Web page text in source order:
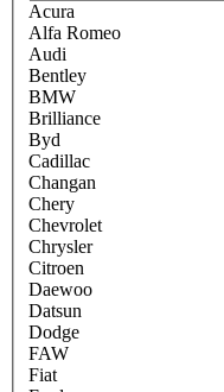
Acura
Alfa Romeo
Audi
Bentley
BMW
Brilliance
Byd
Cadillac
Changan
Chery
Chevrolet
Chrysler
Citroen
Daewoo
Datsun
Dodge
FAW
Fiat